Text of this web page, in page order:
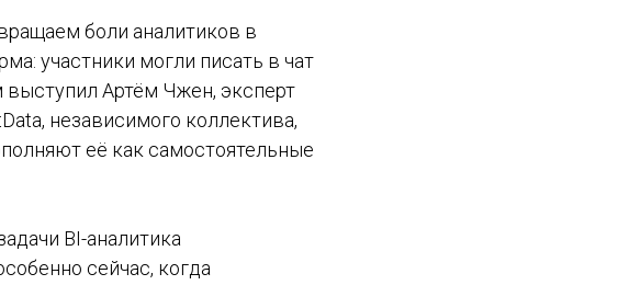
боли аналитиков в
участники могли писать в чат
Артём Чжен, эксперт
независимого коллектива,
её как самостоятельные
BI-аналитика
сейчас, когда